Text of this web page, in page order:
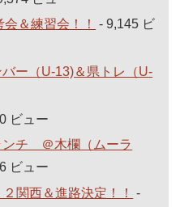
＆練習会！！
- 9,145 ビ
ー（U-13)＆県トレ（U-
ビュー
ンチ ＠木欄（ムーラ
ビュー
関西＆進路決定！！
-